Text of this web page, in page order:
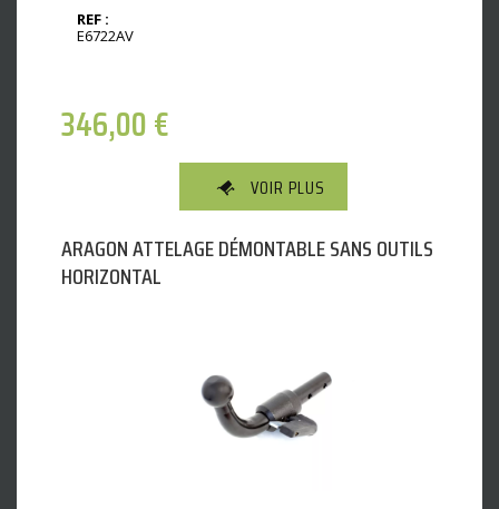
REF :
E6722AV
346,00€
VOIR PLUS
ARAGON ATTELAGE DÉMONTABLE SANS OUTILS
HORIZONTAL